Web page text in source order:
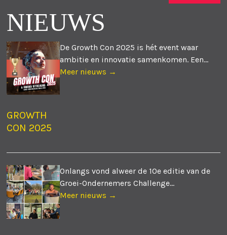
NIEUWS
GROWTH
CON 2025
De Growth Con 2025 is hét event waar
ambitie en innovatie samenkomen. Een...
Meer nieuws →
Onlangs vond alweer de 10e editie van de
Groei-Ondernemers Challenge...
Meer nieuws →